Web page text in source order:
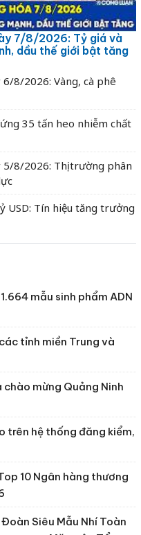
7/8/2026: Tỷ giá và
dầu thế giới bật tăng
8/2026: Vàng, cà phê
35 tấn heo nhiễm chất
5/8/2026: Thị trường phân
USD: Tín hiệu tăng trưởng
mẫu sinh phẩm ADN
tỉnh miền Trung và
mừng Quảng Ninh
trên hệ thống đăng kiểm,
10 Ngân hàng thương
Siêu Mẫu Nhí Toàn